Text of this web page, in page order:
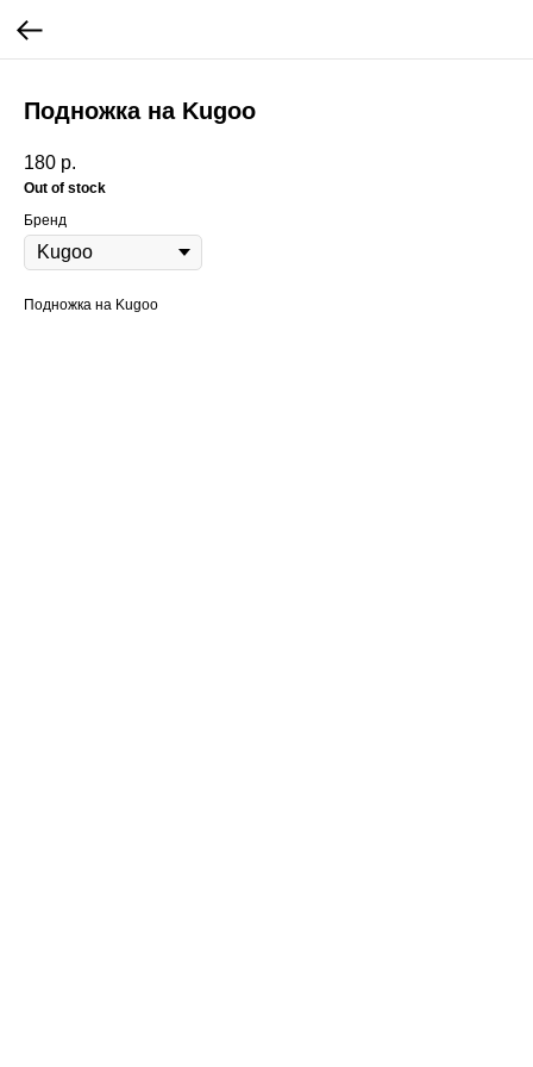
Подножка на Kugoo
180 р.
Out of stock
Бренд
Подножка на Kugoo